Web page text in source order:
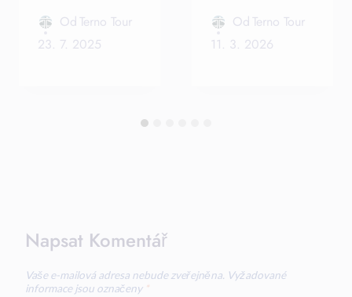
Od Terno Tour
23. 7. 2025
Od Terno Tour
11. 3. 2026
Napsat Komentář
Vaše e-mailová adresa nebude zveřejněna. Vyžadované
informace jsou označeny *